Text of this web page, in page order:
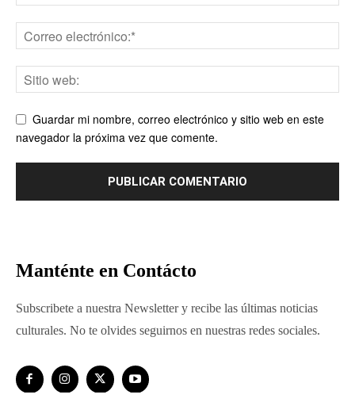
Guardar mi nombre, correo electrónico y sitio web en este
navegador la próxima vez que comente.
Manténte en Contácto
Subscribete a nuestra Newsletter y recibe las últimas noticias
culturales. No te olvides seguirnos en nuestras redes sociales.